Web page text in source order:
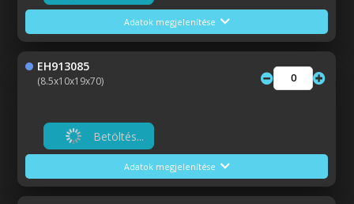
Adatok megjelenítése
EH913085
(8.5x10x19x70)
Betöltés...
Adatok megjelenítése